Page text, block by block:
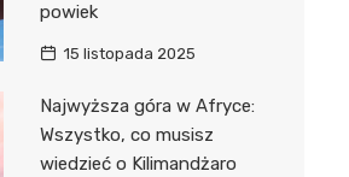
powiek
15 listopada 2025
Najwyższa góra w Afryce:
Wszystko, co musisz
wiedzieć o Kilimandżaro